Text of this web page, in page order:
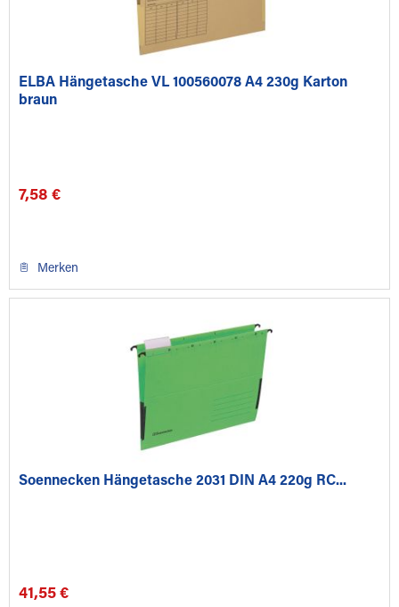
ELBA Hängetasche VL 100560078 A4 230g Karton
braun
7,58 €
Merken
Soennecken Hängetasche 2031 DIN A4 220g RC...
41,55 €